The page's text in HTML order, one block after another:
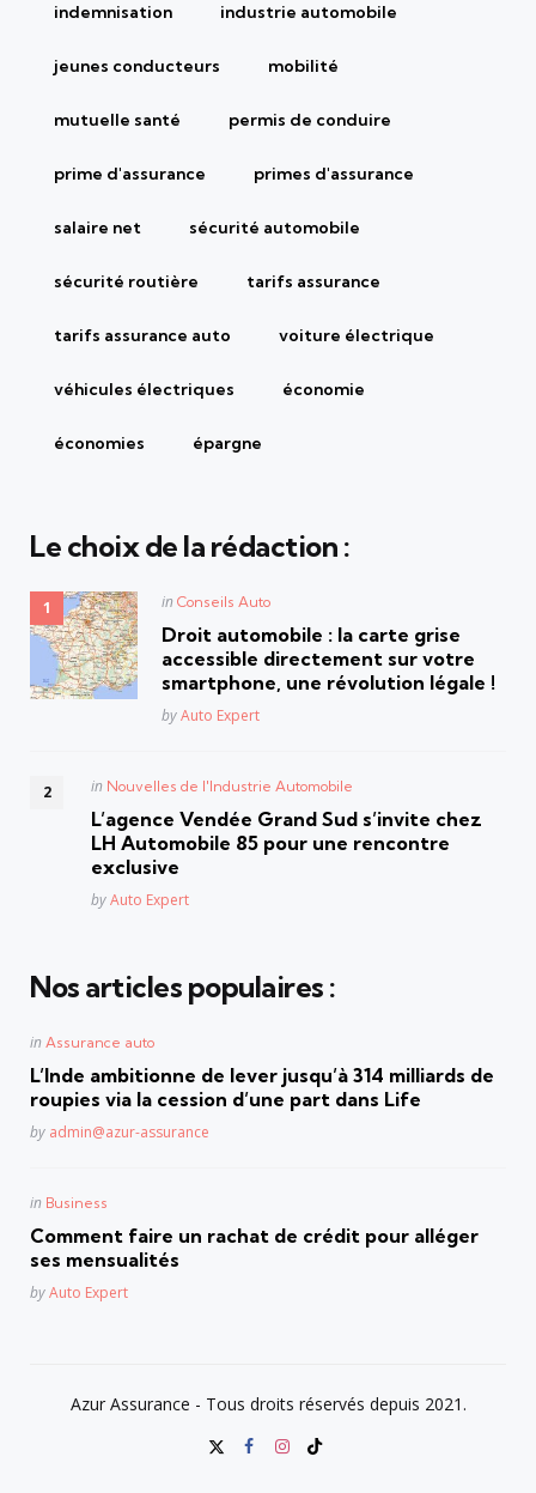
indemnisation industrie automobile
jeunes conducteurs mobilité
mutuelle santé permis de conduire
prime d'assurance primes d'assurance
salaire net sécurité automobile
sécurité routière tarifs assurance
tarifs assurance auto voiture électrique
véhicules électriques économie
économies épargne
Le choix de la rédaction :
Posted
in Conseils Auto
Droit automobile : la carte grise
accessible directement sur votre
smartphone, une révolution légale !
Posted
byAuto Expert
Posted
in Nouvelles de l'Industrie Automobile
L’agence Vendée Grand Sud s’invite chez
LH Automobile 85 pour une rencontre
exclusive
Posted
byAuto Expert
Nos articles populaires :
Posted
in Assurance auto
L’Inde ambitionne de lever jusqu’à 314 milliards de
roupies via la cession d’une part dans Life
Posted
by admin@azur-assurance
Posted
in Business
Comment faire un rachat de crédit pour alléger
ses mensualités
Posted
byAuto Expert
Azur Assurance - Tous droits réservés depuis 2021.